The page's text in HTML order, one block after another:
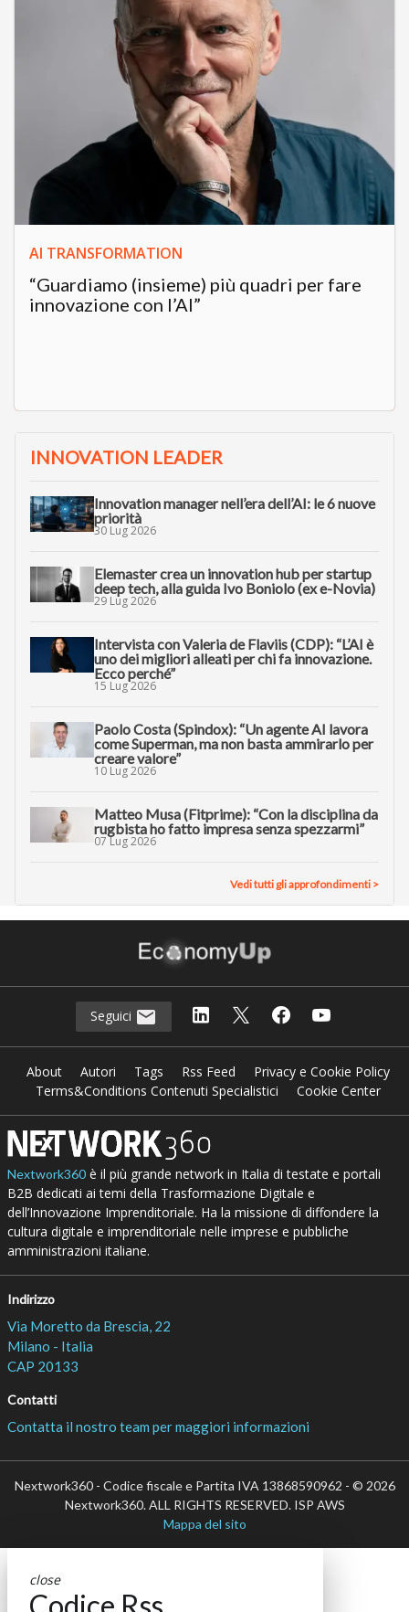
AI TRANSFORMATION
“Guardiamo (insieme) più quadri per fare
innovazione con l’AI”
INNOVATION LEADER
Innovation manager nell’era dell’AI: le 6 nuove
priorità
30 Lug 2026
Elemaster crea un innovation hub per startup
deep tech, alla guida Ivo Boniolo (ex e-Novia)
29 Lug 2026
Intervista con Valeria de Flaviis (CDP): “L’AI è
uno dei migliori alleati per chi fa innovazione.
Ecco perché”
15 Lug 2026
Paolo Costa (Spindox): “Un agente AI lavora
come Superman, ma non basta ammirarlo per
creare valore”
10 Lug 2026
Matteo Musa (Fitprime): “Con la disciplina da
rugbista ho fatto impresa senza spezzarmi”
07 Lug 2026
Vedi tutti gli approfondimenti >
Seguici
About Autori Tags Rss Feed
Privacy e Cookie Policy
Terms&Conditions Contenuti Specialistici
Cookie Center
Nextwork360è il più grande network in Italia di testate e portali
B2B dedicati ai temi della Trasformazione Digitale e
dell’Innovazione Imprenditoriale. Ha la missione di diffondere la
cultura digitale e imprenditoriale nelle imprese e pubbliche
amministrazioni italiane.
Indirizzo
Via Moretto da Brescia, 22
Milano - Italia
CAP 20133
Contatti
Contatta il nostro team per maggiori informazioni
Nextwork360 - Codice fiscale e Partita IVA 13868590962 - © 2026
Nextwork360. ALL RIGHTS RESERVED. ISP AWS
Mappa del sito
close